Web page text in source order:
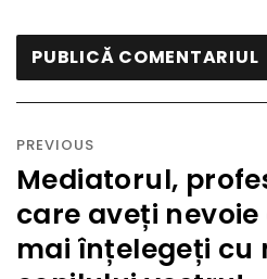
PREVIOUS
Mediatorul,
care aveți
mai înțelegeți